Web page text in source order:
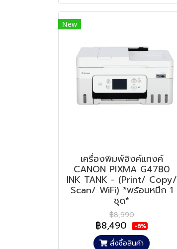
New
เครื่องพิมพ์อิงค์แทงค์
CANON PIXMA G4780
INK TANK - (Print/ Copy/
Scan/ WiFi) *พร้อมหมึก 1
ชุด*
฿8,990
฿8,490 -6%
สั่งซื้อสินค้า